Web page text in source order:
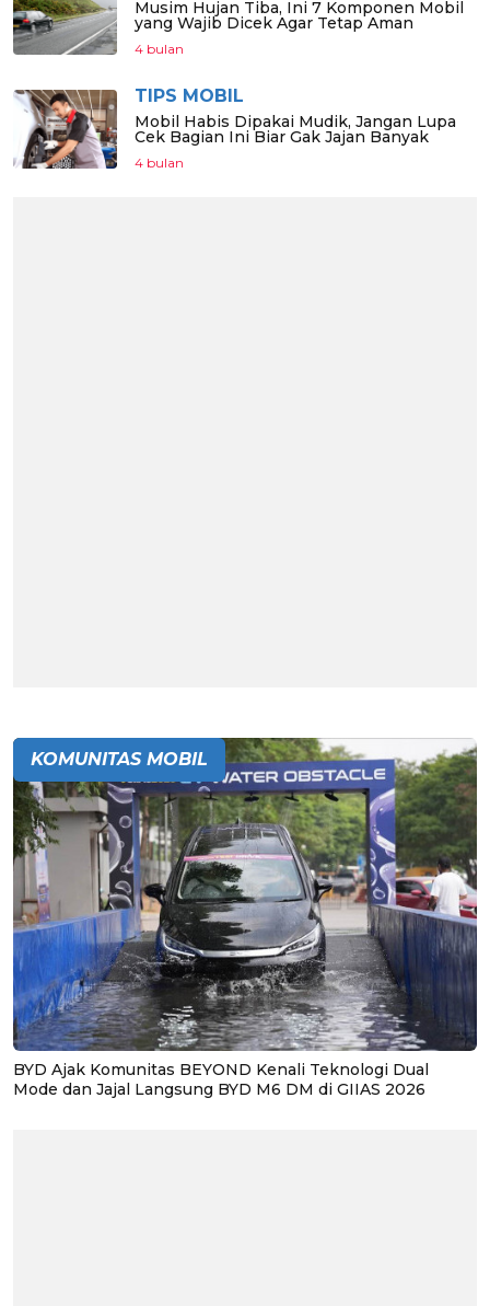
Musim Hujan Tiba, Ini 7 Komponen Mobil
yang Wajib Dicek Agar Tetap Aman
4 bulan
TIPS MOBIL
Mobil Habis Dipakai Mudik, Jangan Lupa
Cek Bagian Ini Biar Gak Jajan Banyak
4 bulan
KOMUNITAS MOBIL
BYD Ajak Komunitas BEYOND Kenali Teknologi Dual
Mode dan Jajal Langsung BYD M6 DM di GIIAS 2026